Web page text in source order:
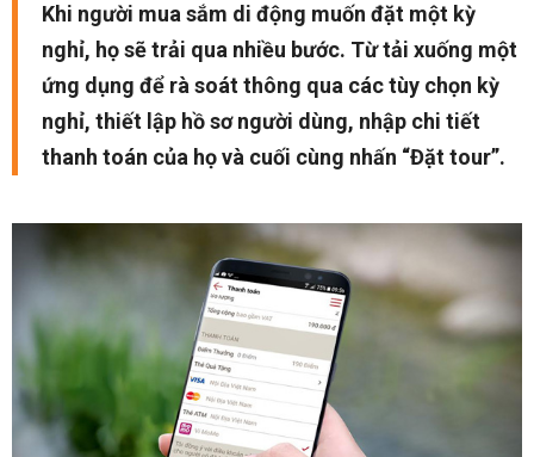
Khi người mua sắm di động muốn đặt một kỳ
nghỉ, họ sẽ trải qua nhiều bước. Từ tải xuống một
ứng dụng để rà soát thông qua các tùy chọn kỳ
nghỉ, thiết lập hồ sơ người dùng, nhập chi tiết
thanh toán của họ và cuối cùng nhấn “Đặt tour”.